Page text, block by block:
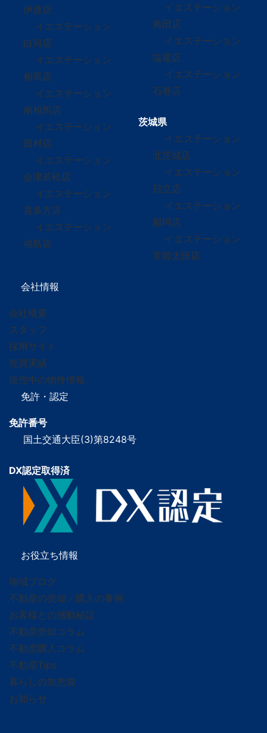
伊達店
イエステーション
白河店
イエステーション
相馬店
イエステーション
南相馬店
イエステーション
田村店
イエステーション
会津若松店
イエステーション
喜多方店
イエステーション
福島店
イエステーション
角田店
イエステーション
塩竈店
イエステーション
石巻店
茨城県
イエステーション
北茨城店
イエステーション
日立店
イエステーション
那珂店
イエステーション
常陸太田店
会社情報
会社概要
スタッフ
採用サイト
売買実績
販売中の物件情報
免許・認定
免許番号
国土交通大臣(3)第8248号
DX認定取得済
お役立ち情報
地域ブログ
不動産の売却／購入の事例
お客様との感動秘話
不動産売却コラム
不動産購入コラム
不動産Tips
暮らしの知恵袋
お知らせ